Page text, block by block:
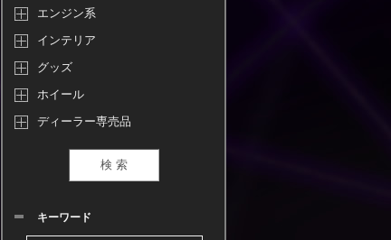
エンジン系
インテリア
グッズ
ホイール
ディーラー専売品
キーワード